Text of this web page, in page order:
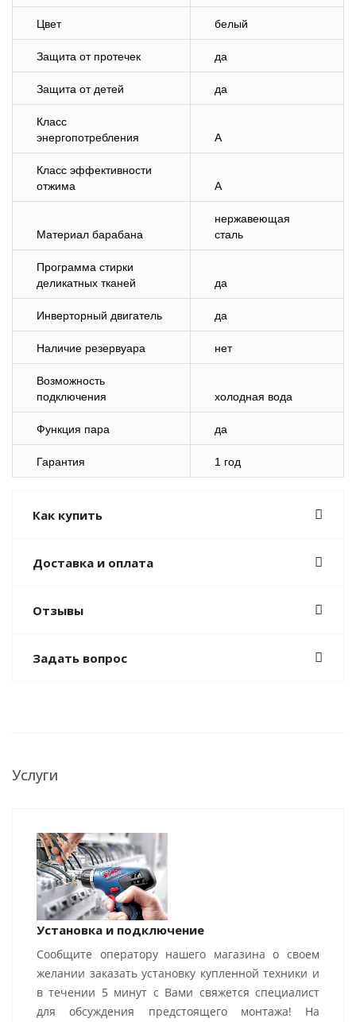
Цвет белый
Защита от протечек да
Защита от детей да
Класс
энергопотребления
A
Класс эффективности
отжима
A
Материал барабана
нержавеющая
сталь
Программа стирки
деликатных тканей
да
Инверторный двигатель да
Наличие резервуара нет
Возможность
подключения
холодная вода
Функция пара да
Гарантия 1 год
Как купить
Доставка и оплата
Отзывы
Задать вопрос
Услуги
Установка и подключение
Сообщите оператору нашего магазина о своем
желании заказать установку купленной техники и
в течении 5 минут с Вами свяжется специалист
для обсуждения предстоящего монтажа! На